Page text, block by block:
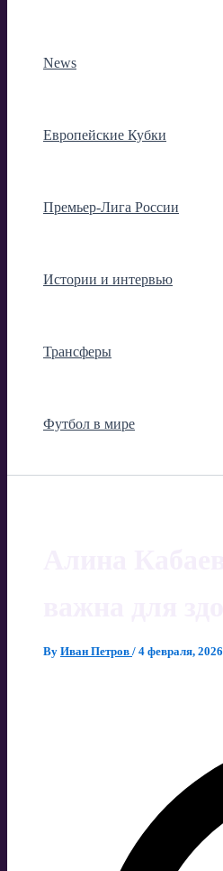
News
Европейские Кубки
Премьер-Лига России
Истории и интервью
Трансферы
Футбол в мире
By Иван Петров / 4 февраля, 2026